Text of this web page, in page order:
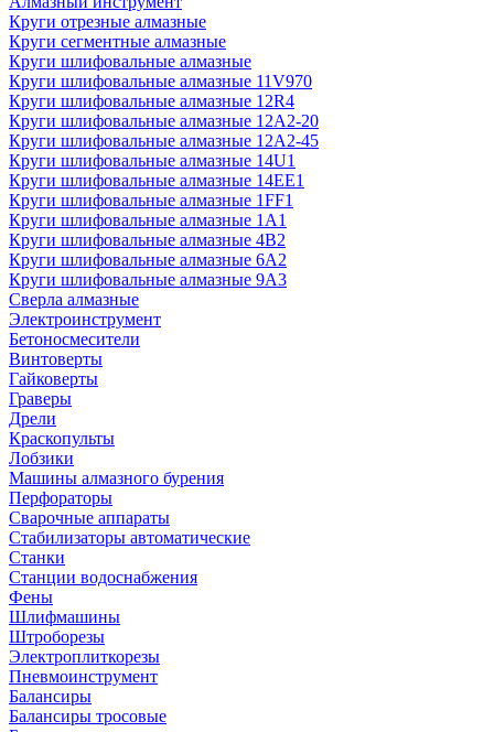
Круги отрезные алмазные
Круги сегментные алмазные
Круги шлифовальные алмазные
Круги шлифовальные алмазные 11V970
Круги шлифовальные алмазные 12R4
Круги шлифовальные алмазные 12А2-20
Круги шлифовальные алмазные 12А2-45
Круги шлифовальные алмазные 14U1
Круги шлифовальные алмазные 14ЕЕ1
Круги шлифовальные алмазные 1FF1
Круги шлифовальные алмазные 1А1
Круги шлифовальные алмазные 4В2
Круги шлифовальные алмазные 6A2
Круги шлифовальные алмазные 9А3
Сверла алмазные
Электроинструмент
Бетоносмесители
Винтоверты
Гайковерты
Граверы
Дрели
Краскопульты
Лобзики
Машины алмазного бурения
Перфораторы
Сварочные аппараты
Стабилизаторы автоматические
Станки
Станции водоснабжения
Фены
Шлифмашины
Штроборезы
Электроплиткорезы
Пневмоинструмент
Балансиры
Балансиры тросовые